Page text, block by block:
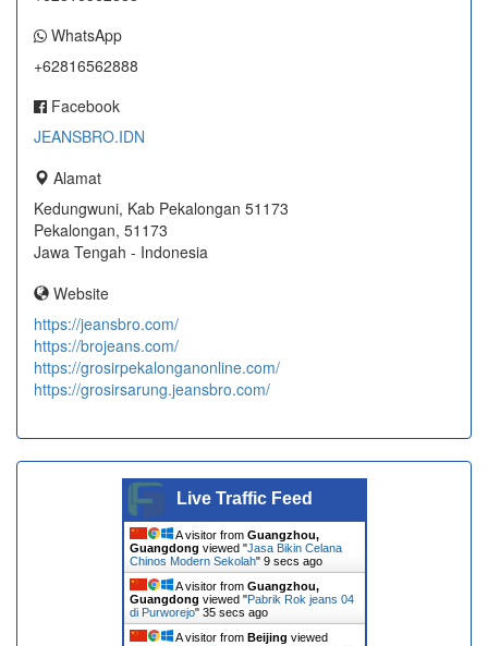
WhatsApp
+62816562888
Facebook
JEANSBRO.IDN
Alamat
Kedungwuni, Kab Pekalongan 51173
Pekalongan, 51173
Jawa Tengah - Indonesia
Website
https://jeansbro.com/
https://brojeans.com/
https://grosirpekalonganonline.com/
https://grosirsarung.jeansbro.com/
Live Traffic Feed
A visitor from Guangzhou,
Guangdong viewed "Jasa Bikin Celana
Chinos Modern Sekolah" 9 secs ago
A visitor from Guangzhou,
Guangdong viewed "Pabrik Rok jeans 04
di Purworejo" 35 secs ago
A visitor from Beijing viewed